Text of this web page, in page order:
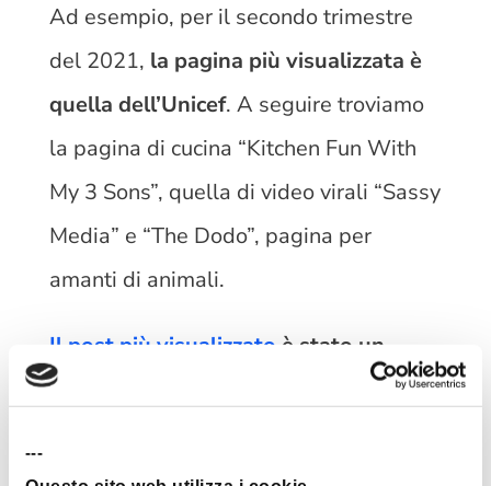
---
Ad esempio, per il secondo trimestre
del 2021, la pagina più visualizzata è
quella dell’Unicef. A seguire troviamo
la pagina di cucina “Kitchen Fun With
My 3 Sons”, quella di video virali “Sassy
Media” e “The Dodo”, pagina per
amanti di animali.
Il post più visualizzato è stato un
gioco di parole
intitolato “le prime tre
realtà”. Scorrendo in basso nella